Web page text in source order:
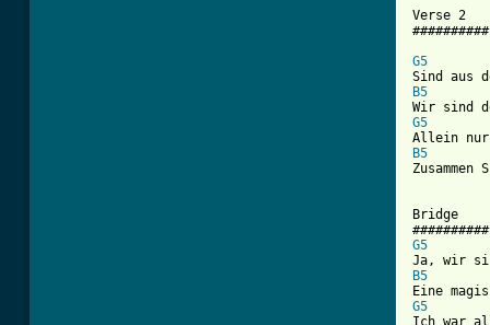
Verse 2
G5
B5
G5
B5
Bridge
G5
B5
G5